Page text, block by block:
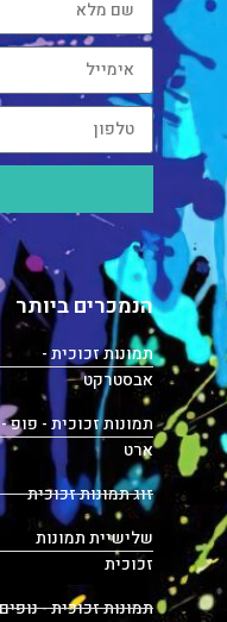
הנמכרים ביותר
תמונות זכוכית -
אבסטרקט
תמונות זכוכית - פופ -
ארט
זוג תמונות זכוכית
שלישיית תמונות
זכוכית
תמונות זכוכית - נופים